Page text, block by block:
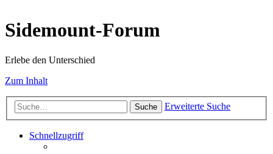
Sidemount-Forum
Erlebe den Unterschied
Zum Inhalt
Suche Erweiterte Suche
Schnellzugriff